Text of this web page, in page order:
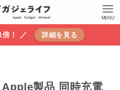
MENU
倍！ ／ 詳細を見る
Apple製品 同時充電